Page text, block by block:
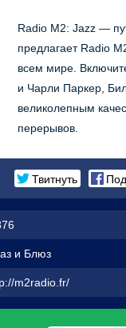
Radio M2: Jazz —
предлагает Radio
всем мире.
и Чарли Паркер,
великолепным
перерывов.
Твитнуть
и Блюз
m2radio.fr/